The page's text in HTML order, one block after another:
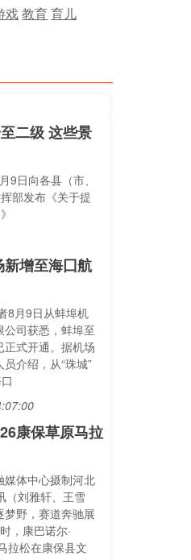
戏教育育儿
二级 这些景
9日向各县（市、
部发布《关于提
增至海囗航
8月9日从蚌埠机
公司获悉，蚌埠至
正式开通。据机场
介绍，从“珠城”
康保草原马拉
媒体中心摄制河北
（刘雅轩、王雪
梦野，赛道奔驰展
，康巴诺尔·
拉松在康保县文